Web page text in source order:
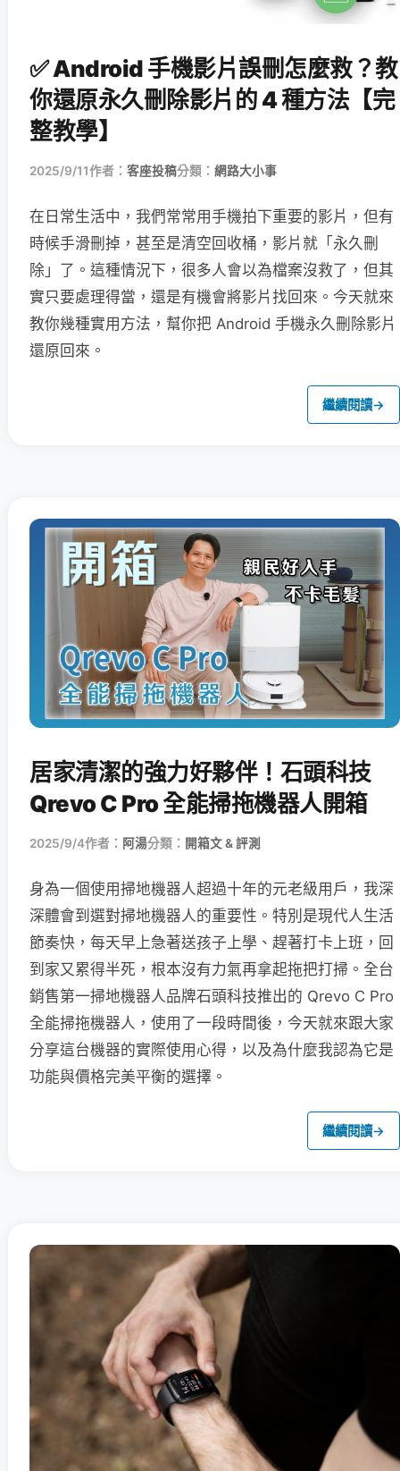
✅ Android 手機影片誤刪怎麼救？教
你還原永久刪除影片的 4 種方法【完
整教學】
2025/9/11作者： 客座投稿分類： 網路大小事
在日常生活中，我們常常用手機拍下重要的影片，但有
時候手滑刪掉，甚至是清空回收桶，影片就「永久刪
除」了。這種情況下，很多人會以為檔案沒救了，但其
實只要處理得當，還是有機會將影片找回來。今天就來
教你幾種實用方法，幫你把 Android 手機永久刪除影片
還原回來。
繼續閱讀→
居家清潔的強力好夥伴！石頭科技
Qrevo C Pro 全能掃拖機器人開箱
2025/9/4作者： 阿湯分類： 開箱文 & 評測
身為一個使用掃地機器人超過十年的元老級用戶，我深
深體會到選對掃地機器人的重要性。特別是現代人生活
節奏快，每天早上急著送孩子上學、趕著打卡上班，回
到家又累得半死，根本沒有力氣再拿起拖把打掃。全台
銷售第一掃地機器人品牌石頭科技推出的 Qrevo C Pro
全能掃拖機器人，使用了一段時間後，今天就來跟大家
分享這台機器的實際使用心得，以及為什麼我認為它是
功能與價格完美平衡的選擇。
繼續閱讀→